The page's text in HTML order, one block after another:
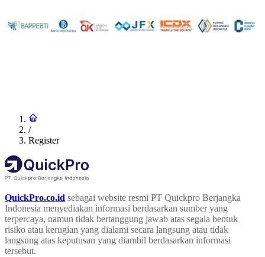
/
Register
QuickPro.co.id sebagai website resmi PT Quickpro Berjangka
Indonesia menyediakan informasi berdasarkan sumber yang
terpercaya, namun tidak bertanggung jawab atas segala bentuk
risiko atau kerugian yang dialami secara langsung atau tidak
langsung atas keputusan yang diambil berdasarkan informasi
tersebut.